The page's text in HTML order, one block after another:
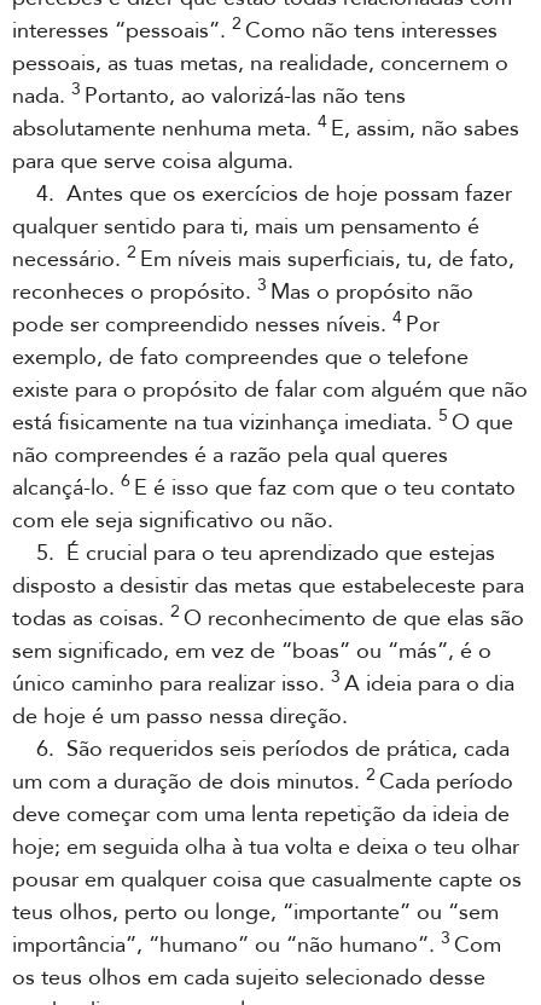
interesses “pessoais”. 2 Como não tens interesses
pessoais, as tuas metas, na realidade, concernem o
nada. 3 Portanto, ao valorizá-las não tens
absolutamente nenhuma meta. 4 E, assim, não sabes
para que serve coisa alguma.
4. Antes que os exercícios de hoje possam fazer
qualquer sentido para ti, mais um pensamento é
necessário. 2 Em níveis mais superficiais, tu, de fato,
reconheces o propósito. 3 Mas o propósito não
pode ser compreendido nesses níveis. 4 Por
exemplo, de fato compreendes que o telefone
existe para o propósito de falar com alguém que não
está fisicamente na tua vizinhança imediata. 5 O que
não compreendes é a razão pela qual queres
alcançá-lo. 6 E é isso que faz com que o teu contato
com ele seja significativo ou não.
5. É crucial para o teu aprendizado que estejas
disposto a desistir das metas que estabeleceste para
todas as coisas. 2 O reconhecimento de que elas são
sem significado, em vez de “boas” ou “más”, é o
único caminho para realizar isso. 3 A ideia para o dia
de hoje é um passo nessa direção.
6. São requeridos seis períodos de prática, cada
um com a duração de dois minutos. 2 Cada período
deve começar com uma lenta repetição da ideia de
hoje; em seguida olha à tua volta e deixa o teu olhar
pousar em qualquer coisa que casualmente capte os
teus olhos, perto ou longe, “importante” ou “sem
importância”, “humano” ou “não humano”. 3 Com
os teus olhos em cada sujeito selecionado desse